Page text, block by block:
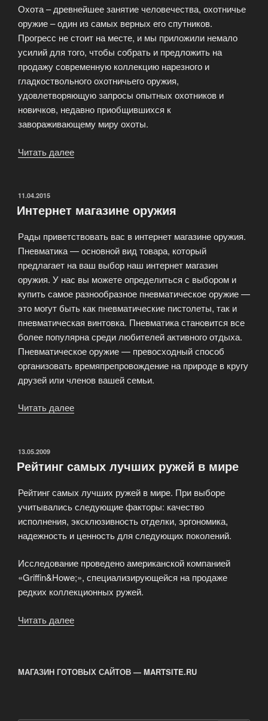
Охота – древнейшее занятие человечества, охотничье
оружие – один из самых верных его спутников.
Прогресс не стоит на месте, и мы приложили немало
усилий для того, чтобы собрать и предложить на
продажу современную коллекцию нарезного и
гладкоствольного охотничьего оружия,
удовлетворяющую запросы опытных охотников и
новичков, недавно приобщившихся к
завораживающему миру охоты.
Читать далее
ОПУБЛИКОВАНО
11.04.2015
Интернет магазине оружия
Рады приветствовать вас в интернет магазине оружия.
Пневматика — основной вид товара, который
предлагает на ваш выбор наш интернет магазин
оружия. У нас вы можете определиться с выбором и
купить самое разнообразное пневматическое оружие —
это могут быть как пневматические пистолеты, так и
пневматическая винтовка. Пневматика становится все
более популярна среди любителей активного отдыха.
Пневматическое оружие — превосходный способ
организовать времяпрепровождение на природе в кругу
друзей или членов вашей семьи.
Читать далее
ОПУБЛИКОВАНО
13.05.2009
Рейтинг самых лучших ружей в мире
Рейтинг самых лучших ружей в мире. При выборе
учитывались следующие факторы: качество
исполнения, эксклюзивность отделки, эргономика,
надежность и ценность для следующих поколений.
Исследование проведено американской компанией
«Griffin&Howe;», специализирующейся на продаже
редких коллекционных ружей.
Читать далее
в
МАГАЗИН ГОТОВЫХ САЙТОВ — MARTSITE.RU